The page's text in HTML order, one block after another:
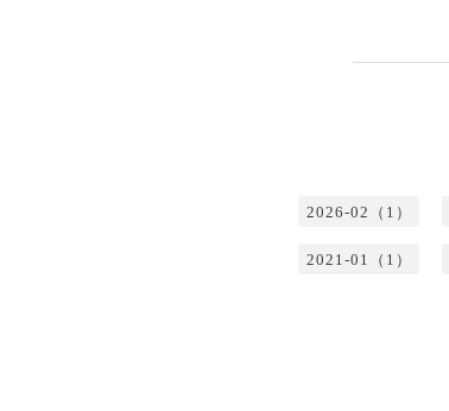
2026-02（1）
2021-01（1）